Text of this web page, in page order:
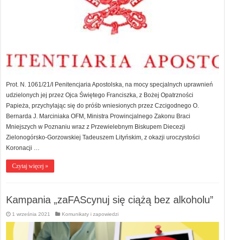
Prot. N. 1061/21/I Penitencjaria Apostolska, na mocy specjalnych uprawnień
udzielonych jej przez Ojca Świętego Franciszka, z Bożej Opatrzności
Papieża, przychylając się do próśb wniesionych przez Czcigodnego O.
Bernarda J. Marciniaka OFM, Ministra Prowincjalnego Zakonu Braci
Mniejszych w Poznaniu wraz z Przewielebnym Biskupem Diecezji
Zielonogórsko-Gorzowskiej Tadeuszem Lityńskim, z okazji uroczystości
Koronacji …
Czytaj więcej »
Kampania „zaFAScynuj się ciążą bez alkoholu”
1 września 2021 Komunikaty i zapowiedzi